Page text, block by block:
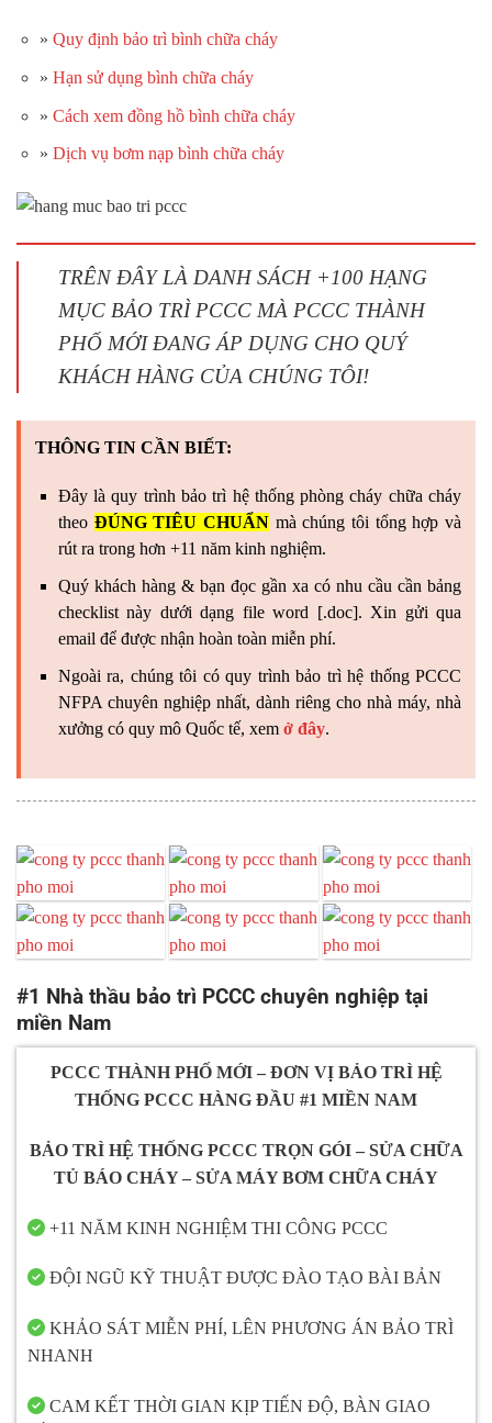
» Quy định bảo trì bình chữa cháy
» Hạn sử dụng bình chữa cháy
» Cách xem đồng hồ bình chữa cháy
» Dịch vụ bơm nạp bình chữa cháy
TRÊN ĐÂY LÀ DANH SÁCH +100 HẠNG
MỤC BẢO TRÌ PCCC MÀ PCCC THÀNH
PHỐ MỚI ĐANG ÁP DỤNG CHO QUÝ
KHÁCH HÀNG CỦA CHÚNG TÔI!
THÔNG TIN CẦN BIẾT:
Đây là quy trình bảo trì hệ thống phòng cháy chữa cháy
theo ĐÚNG TIÊU CHUẨNmà chúng tôi tổng hợp và
rút ra trong hơn +11 năm kinh nghiệm.
Quý khách hàng & bạn đọc gần xa có nhu cầu cần bảng
checklist này dưới dạng file word [.doc]. Xin gửi qua
email để được nhận hoàn toàn miễn phí.
Ngoài ra, chúng tôi có quy trình bảo trì hệ thống PCCC
NFPA chuyên nghiệp nhất, dành riêng cho nhà máy, nhà
xưởng có quy mô Quốc tế, xem ở đây.
#1 Nhà thầu bảo trì PCCC chuyên nghiệp tại
miền Nam
PCCC THÀNH PHỐ MỚI – ĐƠN VỊ BẢO TRÌ HỆ
THỐNG PCCC HÀNG ĐẦU #1 MIỀN NAM
BẢO TRÌ HỆ THỐNG PCCC TRỌN GÓI – SỬA CHỮA
TỦ BÁO CHÁY – SỬA MÁY BƠM CHỮA CHÁY
+11 NĂM KINH NGHIỆM THI CÔNG PCCC
ĐỘI NGŨ KỸ THUẬT ĐƯỢC ĐÀO TẠO BÀI BẢN
KHẢO SÁT MIỄN PHÍ, LÊN PHƯƠNG ÁN BẢO TRÌ
NHANH
CAM KẾT THỜI GIAN KỊP TIẾN ĐỘ, BÀN GIAO